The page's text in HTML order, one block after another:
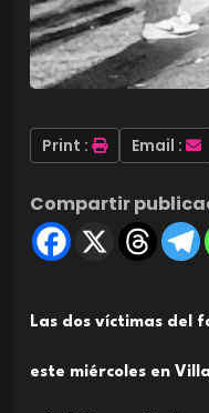
Print : Email :
Compartir
Las dos víctimas del
este miércoles en